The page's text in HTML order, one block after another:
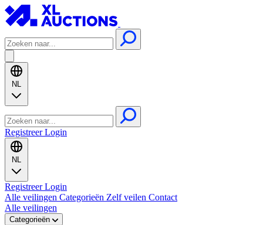
NL
RegistreerLogin
NL
RegistreerLogin
Alle veilingen Categorieën Zelf veilen Contact
Alle veilingen
Categorieën